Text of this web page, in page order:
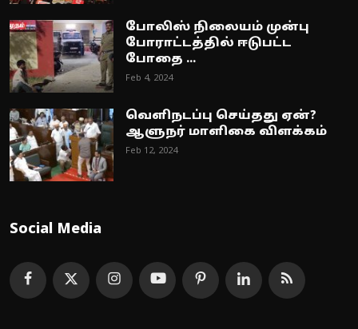
போலிஸ் நிலையம் முன்பு
போராட்டத்தில் ஈடுபட்ட
போதை ...
Feb 4, 2024
வெளிநடப்பு செய்தது ஏன்?
ஆளுநர் மாளிகை விளக்கம்
Feb 12, 2024
Social Media